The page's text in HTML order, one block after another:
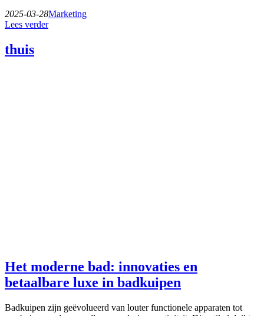
2025-03-28Marketing
Lees verder
thuis
Het moderne bad: innovaties en
betaalbare luxe in badkuipen
Badkuipen zijn geëvolueerd van louter functionele apparaten tot